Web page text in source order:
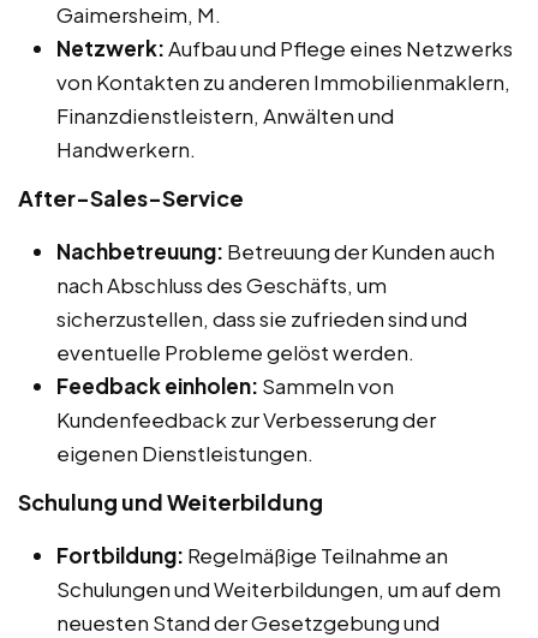
Gaimersheim, M.
Netzwerk:Aufbau und Pflege eines Netzwerks
von Kontakten zu anderen Immobilienmaklern,
Finanzdienstleistern, Anwälten und
Handwerkern.
After-Sales-Service
Nachbetreuung: Betreuung der Kunden auch
nach Abschluss des Geschäfts, um
sicherzustellen, dass sie zufrieden sind und
eventuelle Probleme gelöst werden.
Feedback einholen: Sammeln von
Kundenfeedback zur Verbesserung der
eigenen Dienstleistungen.
Schulung und Weiterbildung
Fortbildung: Regelmäßige Teilnahme an
Schulungen und Weiterbildungen, um auf dem
neuesten Stand der Gesetzgebung und